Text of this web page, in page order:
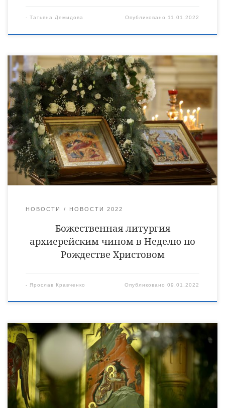
- Татьяна Демидова Опубликовано 11.01.2022
9 января, в Неделю по Рождестве Христовом, епископ
Уваровский и Кирсановский Игнатий совершил
Божественную литургию в Христорождественском
кафедральном соборе города Уварово. За Божественной
литургией Его Преосвященству сослужили клирики
Христорождественского собора: священники Владимир
Алейников, Владимир Васильев и диакон Сергий Демидов.
Богослужебные песнопения исполнил хор духовенства и
прихожан Христорождественского собора под управлением
иеромонаха Прохора (Пожарницкого). В […]
НОВОСТИ НОВОСТИ 2022
Божественная литургия
архиерейским чином в Неделю по
Рождестве Христовом
- Ярослав Кравченко Опубликовано09.01.2022
В ночь с 6 на 7 января, в праздник Рождества Господа и
Спаса нашего Иисуса Христа, епископ Уваровский и
Кирсановский Игнатий совершил Божественную литургию в
Христорождественском кафедральном соборе города Уварово.
Его Преосвященству сослужили клирики
Христорождественского собора священник Виктор Кончаков,